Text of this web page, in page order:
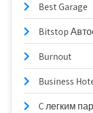
Best Garage
Bitstop
Burnout
Business
C легким